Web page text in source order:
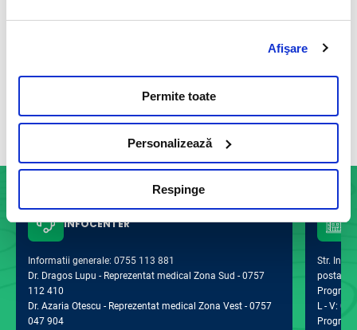
Afişare
Permite toate
Personalizează
Respinge
INFOCENTER
Informatii generale: 0755 113 881
Dr. Dragos Lupu - Reprezentat medical Zona Sud - 0757
112 410
Dr. Azaria Otescu - Reprezentat medical Zona Vest - 0757
047 904
Str.
postal
L - V: